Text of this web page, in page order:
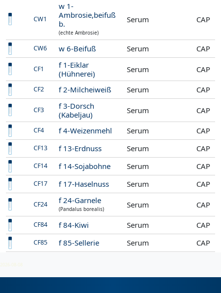
CW1
w 1-
Ambrosie,beifuß
b.
(echte Ambrosie)
Serum CAP
CW6 w 6-Beifuß Serum CAP
CF1
f 1-Eiklar
(Hühnerei)
Serum CAP
CF2 f 2-Milcheiweiß Serum CAP
CF3
f 3-Dorsch
(Kabeljau)
Serum CAP
CF4 f 4-Weizenmehl Serum CAP
CF13 f 13-Erdnuss Serum CAP
CF14 f 14-Sojabohne Serum CAP
CF17 f 17-Haselnuss Serum CAP
CF24 f 24-Garnele
(Pandalus borealis) Serum CAP
CF84 f 84-Kiwi Serum CAP
CF85 f 85-Sellerie Serum CAP
2026-08-08